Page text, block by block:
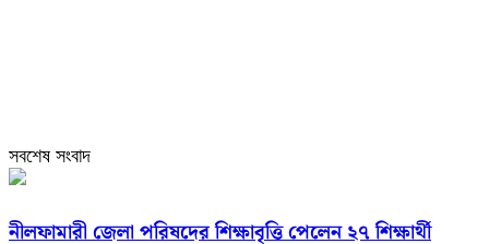
সবশেষ সংবাদ
নীলফামারী জেলা পরিষদের শিক্ষাবৃত্তি পেলেন ২৭ শিক্ষার্থী